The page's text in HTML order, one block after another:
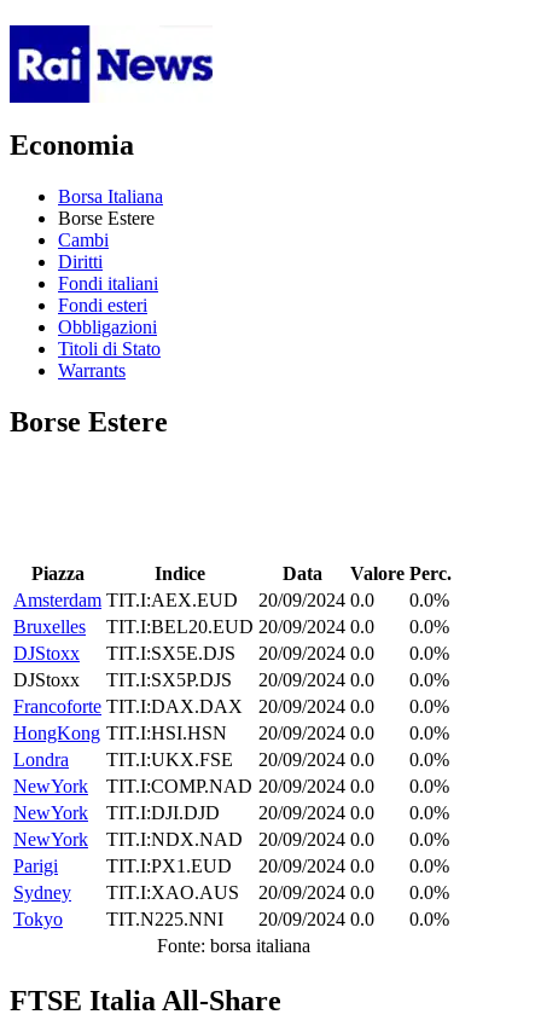
Economia
Borsa Italiana
Borse Estere
Cambi
Diritti
Fondi italiani
Fondi esteri
Obbligazioni
Titoli di Stato
Warrants
Borse Estere
Piazza Indice Data Valore Perc.
Amsterdam TIT.I:AEX.EUD 20/09/2024 0.0
0.0%
Bruxelles
TIT.I:BEL20.EUD 20/09/2024 0.0
0.0%
DJStoxx
TIT.I:SX5E.DJS 20/09/2024 0.0
0.0%
DJStoxx
TIT.I:SX5P.DJS 20/09/2024 0.0
0.0%
Francoforte TIT.I:DAX.DAX 20/09/2024 0.0
0.0%
HongKong TIT.I:HSI.HSN 20/09/2024 0.0
0.0%
Londra
TIT.I:UKX.FSE 20/09/2024 0.0
0.0%
NewYork
TIT.I:COMP.NAD 20/09/2024 0.0
0.0%
NewYork
TIT.I:DJI.DJD 20/09/2024 0.0
0.0%
NewYork
TIT.I:NDX.NAD 20/09/2024 0.0
0.0%
Parigi
TIT.I:PX1.EUD 20/09/2024 0.0
0.0%
Sydney
TIT.I:XAO.AUS 20/09/2024 0.0
0.0%
Tokyo
TIT.N225.NNI 20/09/2024 0.0
0.0%
Fonte: borsa italiana
FTSE Italia All-Share